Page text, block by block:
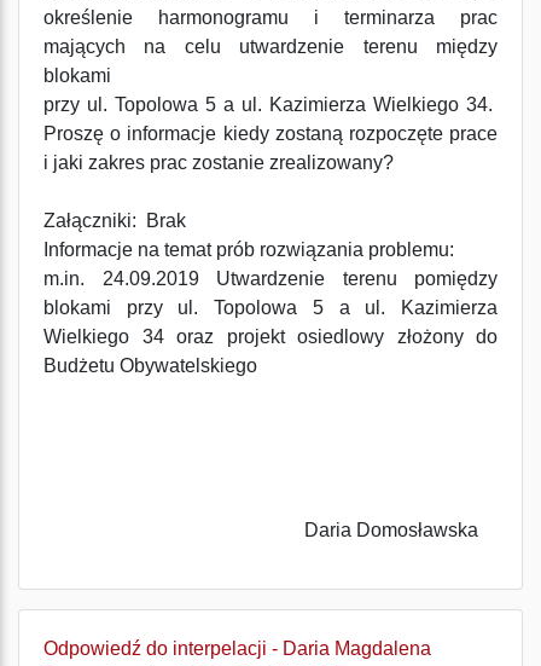
określenie harmonogramu i terminarza prac
mających na celu utwardzenie terenu między
blokami
przy ul. Topolowa 5 a ul. Kazimierza Wielkiego 34.
Proszę o informacje kiedy zostaną rozpoczęte prace
i jaki zakres prac zostanie zrealizowany?
Załączniki: Brak
Informacje na temat prób rozwiązania problemu:
m.in. 24.09.2019 Utwardzenie terenu pomiędzy
blokami przy ul. Topolowa 5 a ul. Kazimierza
Wielkiego 34 oraz projekt osiedlowy złożony do
Budżetu Obywatelskiego
Daria Domosławska
Odpowiedź do interpelacji - Daria Magdalena